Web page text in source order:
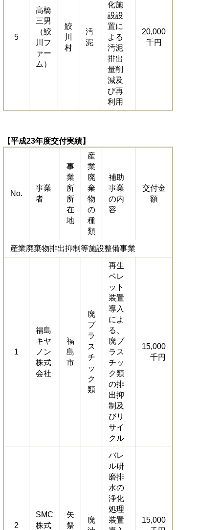
5
高橋
三男
（鮫
川フ
ァー
ム）
鮫
川
村
汚
泥
化施
設設
置に
よる
汚泥
排出
量削
減及
び再
利用
20,000
千円
【平成23年度交付実績】
No.
事業
者
事
業
所
所
在
地
産
業
廃
棄
物
の
種
類
補助
事業
の内
容
交付金
額
産業廃棄物排出抑制等施設整備事業
1
福島
キヤ
ノン
株式
会社
福
島
市
廃
プ
ラ
ス
チ
ッ
ク
類
再生
ペレ
ット
装置
導入
によ
る、
廃プ
ラス
チッ
ク類
の排
出抑
制及
びリ
サイ
クル
15,000
千円
2
SMC
株式
矢
祭
廃
バレ
ル研
磨排
水の
浄化
処理
装置
15,000